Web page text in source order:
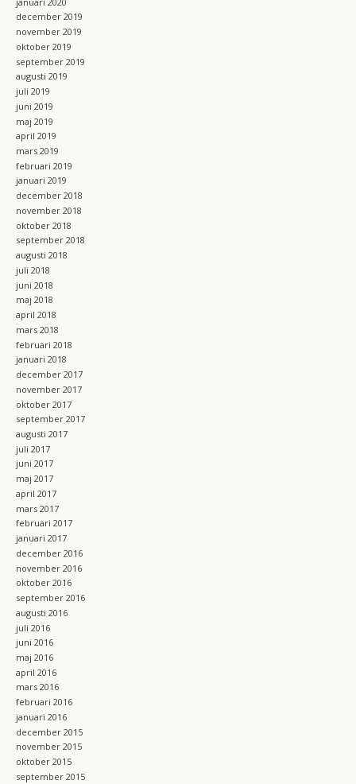
december 2019
november 2019
oktober 2019
september 2019
augusti 2019
juli 2019
juni 2019
maj 2019
april 2019
mars 2019
februari 2019
januari 2019
december 2018
november 2018
oktober 2018
september 2018
augusti 2018
juli 2018
juni 2018
maj 2018
april 2018
mars 2018
februari 2018
januari 2018
december 2017
november 2017
oktober 2017
september 2017
augusti 2017
juli 2017
juni 2017
maj 2017
april 2017
mars 2017
februari 2017
januari 2017
december 2016
november 2016
oktober 2016
september 2016
augusti 2016
juli 2016
juni 2016
maj 2016
april 2016
mars 2016
februari 2016
januari 2016
december 2015
november 2015
oktober 2015
september 2015